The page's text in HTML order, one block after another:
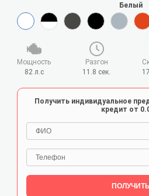
Мощность
82 л.с
Разгон
11.8 сек.
Белый
Получить индивидуальное
кредит от